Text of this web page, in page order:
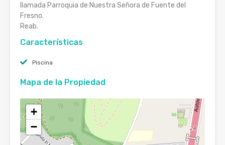
llamada Parroquia de Nuestra Señora de Fuente del
Fresno.
Reab.
Características
Piscina
Mapa de la Propiedad
+
−